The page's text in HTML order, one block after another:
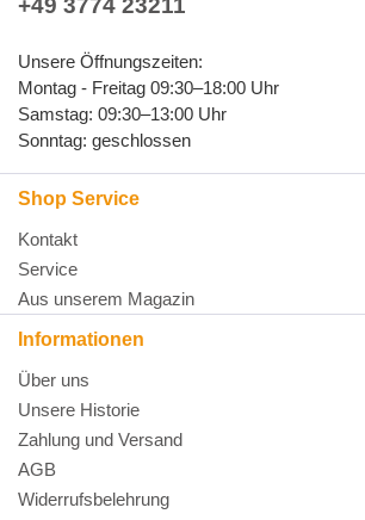
Unsere Öffnungszeiten:
Montag - Freitag 09:30–18:00 Uhr
Samstag: 09:30–13:00 Uhr
Sonntag: geschlossen
Shop Service
Kontakt
Service
Aus unserem Magazin
Informationen
Über uns
Unsere Historie
Zahlung und Versand
AGB
Widerrufsbelehrung